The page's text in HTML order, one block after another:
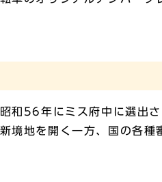
和56年にミス府中に選出さ
境地を開く一方、国の各種